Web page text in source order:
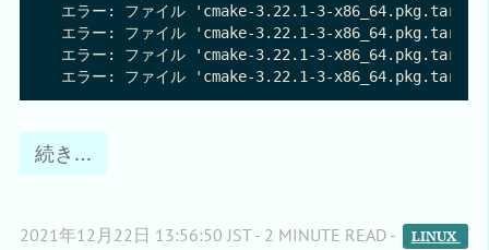
エラー: ファイル 'cmake-3.22.1-3-
エラー: ファイル 'cmake-3.22.1-3-
エラー: ファイル 'cmake-3.22.1-3-
続き…
2021年12月22日 13:56:50 JST - 2 MINUTE READ - LINUX